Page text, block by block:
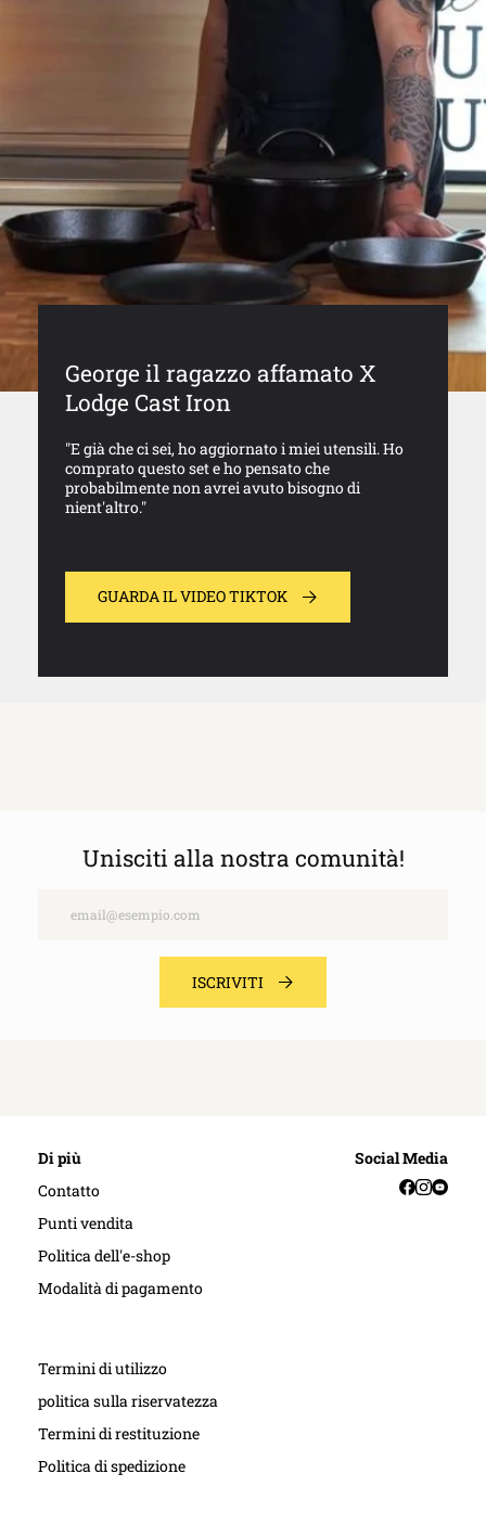
George il ragazzo affamato X
Lodge Cast Iron
"E già che ci sei, ho aggiornato i miei utensili. Ho
comprato questo set e ho pensato che
probabilmente non avrei avuto bisogno di
nient'altro."
GUARDA IL VIDEO TIKTOK
Unisciti alla nostra comunità!
ISCRIVITI
Di più
Contatto
Punti vendita
Politica dell'e-shop
Modalità di pagamento
Termini di utilizzo
politica sulla riservatezza
Termini di restituzione
Politica di spedizione
Social Media
Facebook